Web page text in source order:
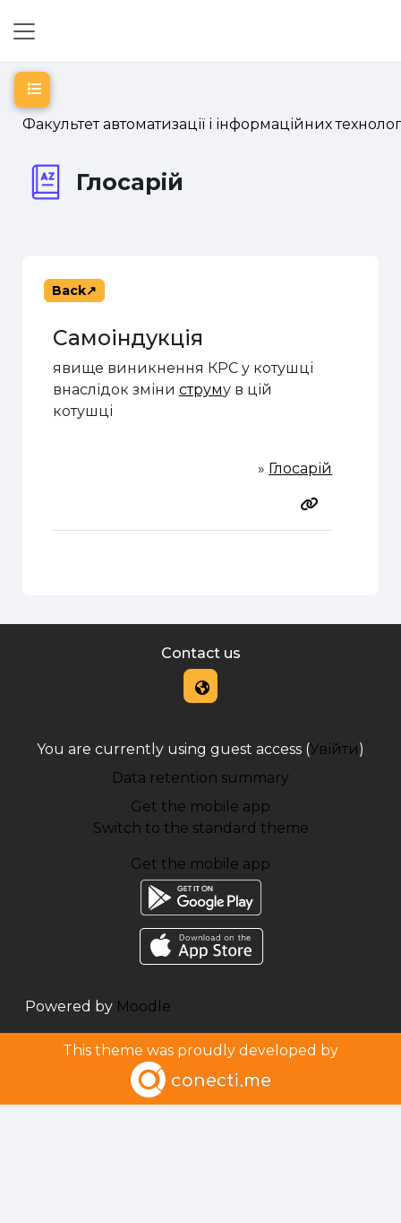
Факультет автоматизації і інформаційних
Глосарій
Open course index
Back
Самоіндукція
явище виникнення КРС у котушці
внаслідок зміни струму в цій
котушці
» Глосарій
Contact us
You are currently using guest access (Увійти)
Data retention summary
Get the mobile app
Switch to the standard theme
Get the mobile app
Powered by Moodle
This theme was proudly developed by